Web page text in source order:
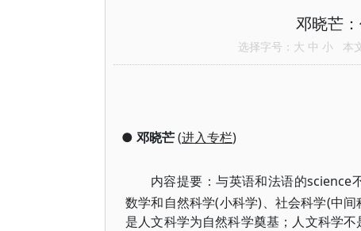
邓晓芒
选择字号： 大 中 小 本
● 邓晓芒(进入专栏)
内容提要：与英语和法语的science
数学和自然科学(小科学)、社会科学(中
是人文科学为自然科学奠基；人文科学